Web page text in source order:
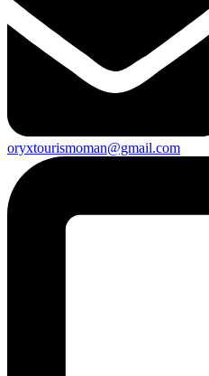
oryxtourismoman@gmail.com